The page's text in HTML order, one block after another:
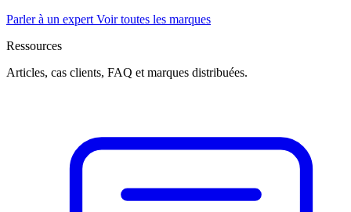
Parler à un expert Voir toutes les marques
Ressources
Articles, cas clients, FAQ et marques distribuées.